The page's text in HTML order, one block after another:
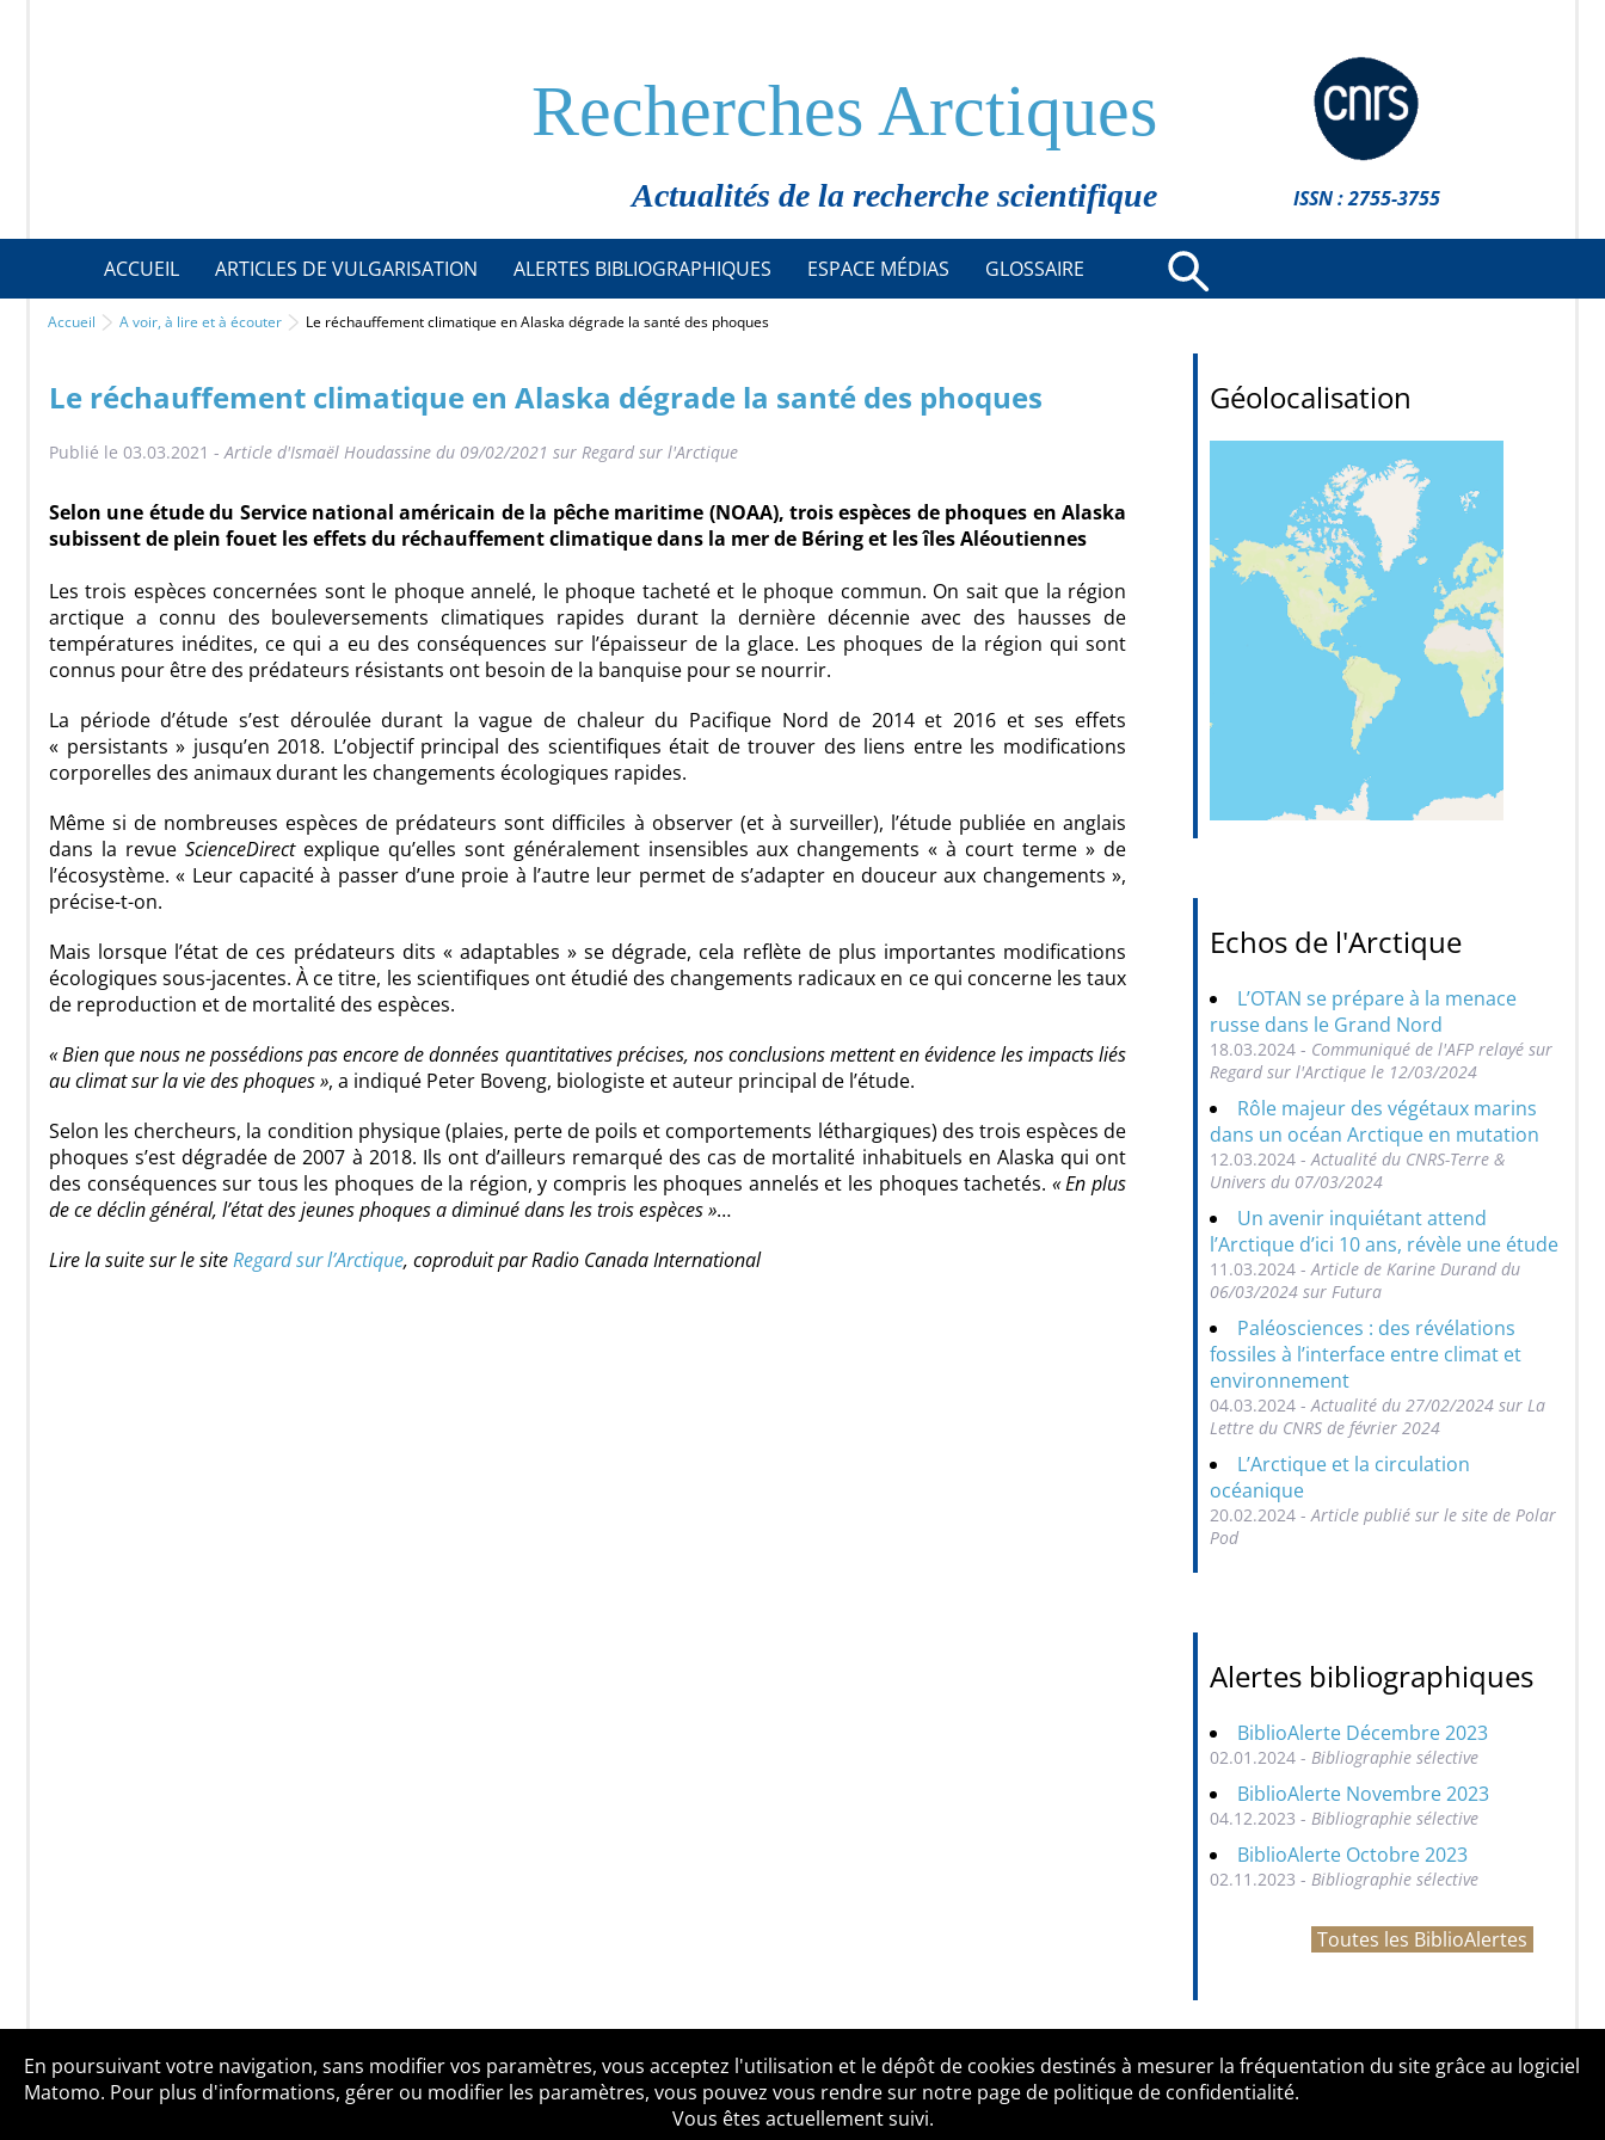
Recherches Arctiques
Actualités de la recherche scientifique ISSN : 2755-3755
ACCUEIL ARTICLES DE VULGARISATION ALERTES BIBLIOGRAPHIQUES ESPACE MÉDIAS GLOSSAIRE
Accueil A voir, à lire et à écouter Le réchauffement climatique en Alaska dégrade la santé des phoques
Le réchauffement climatique en Alaska dégrade la santé des phoques
Publié le 03.03.2021 -Article d'Ismaël Houdassine du 09/02/2021 sur Regard sur l'Arctique
Selon une étude du Service national américain de la pêche maritime (NOAA), trois espèces de phoques en Alaska
subissent de plein fouet les effets du réchauffement climatique dans la mer de Béring et les îles Aléoutiennes
Les trois espèces concernées sont le phoque annelé, le phoque tacheté et le phoque commun. On sait que la région
arctique a connu des bouleversements climatiques rapides durant la dernière décennie avec des hausses de
températures inédites, ce qui a eu des conséquences sur l’épaisseur de la glace. Les phoques de la région qui sont
connus pour être des prédateurs résistants ont besoin de la banquise pour se nourrir.
La période d’étude s’est déroulée durant la vague de chaleur du Pacifique Nord de 2014 et 2016 et ses effets
« persistants » jusqu’en 2018. L’objectif principal des scientifiques était de trouver des liens entre les modifications
corporelles des animaux durant les changements écologiques rapides.
Même si de nombreuses espèces de prédateurs sont difficiles à observer (et à surveiller), l’étude publiée en anglais
dans la revue ScienceDirectexplique qu’elles sont généralement insensibles aux changements « à court terme » de
l’écosystème. « Leur capacité à passer d’une proie à l’autre leur permet de s’adapter en douceur aux changements »,
précise-t-on.
Mais lorsque l’état de ces prédateurs dits « adaptables » se dégrade, cela reflète de plus importantes modifications
écologiques sous-jacentes. À ce titre, les scientifiques ont étudié des changements radicaux en ce qui concerne les taux
de reproduction et de mortalité des espèces.
« Bien que nous ne possédions pas encore de données quantitatives précises, nos conclusions mettent en évidence les impacts liés
au climat sur la vie des phoques », a indiqué Peter Boveng, biologiste et auteur principal de l’étude.
Selon les chercheurs, la condition physique (plaies, perte de poils et comportements léthargiques) des trois espèces de
phoques s’est dégradée de 2007 à 2018. Ils ont d’ailleurs remarqué des cas de mortalité inhabituels en Alaska qui ont
des conséquences sur tous les phoques de la région, y compris les phoques annelés et les phoques tachetés. « En plus
de ce déclin général, l’état des jeunes phoques a diminué dans les trois espèces »…
Lire la suite sur le siteRegard sur l’Arctique, coproduit par Radio Canada International
Géolocalisation
Echos de l'Arctique
L’OTAN se prépare à la menace
russe dans le Grand Nord
18.03.2024 - Communiqué de l'AFP relayé sur
Regard sur l'Arctique le 12/03/2024
Rôle majeur des végétaux marins
dans un océan Arctique en mutation
12.03.2024 - Actualité du CNRS-Terre &
Univers du 07/03/2024
Un avenir inquiétant attend
l’Arctique d’ici 10 ans, révèle une étude
11.03.2024 - Article de Karine Durand du
06/03/2024 sur Futura
Paléosciences : des révélations
fossiles à l’interface entre climat et
environnement
04.03.2024 - Actualité du 27/02/2024 sur La
Lettre du CNRS de février 2024
L’Arctique et la circulation
océanique
20.02.2024 - Article publié sur le site de Polar
Pod
Alertes bibliographiques
BiblioAlerte Décembre 2023
02.01.2024 - Bibliographie sélective
BiblioAlerte Novembre 2023
04.12.2023 - Bibliographie sélective
BiblioAlerte Octobre 2023
02.11.2023 - Bibliographie sélective
Toutes les BiblioAlertes
Qui sommes-nous ? Mentions légales Accessibilité Politique de confidentialité Contact
En poursuivant votre navigation, sans modifier vos paramètres, vous acceptez l'utilisation et le dépôt de cookies destinés à mesurer la fréquentation du site grâce au logiciel
Matomo. Pour plus d'informations, gérer ou modifier les paramètres, vous pouvez vous rendre sur notre page de politique de confidentialité.
Vous êtes actuellement suivi.